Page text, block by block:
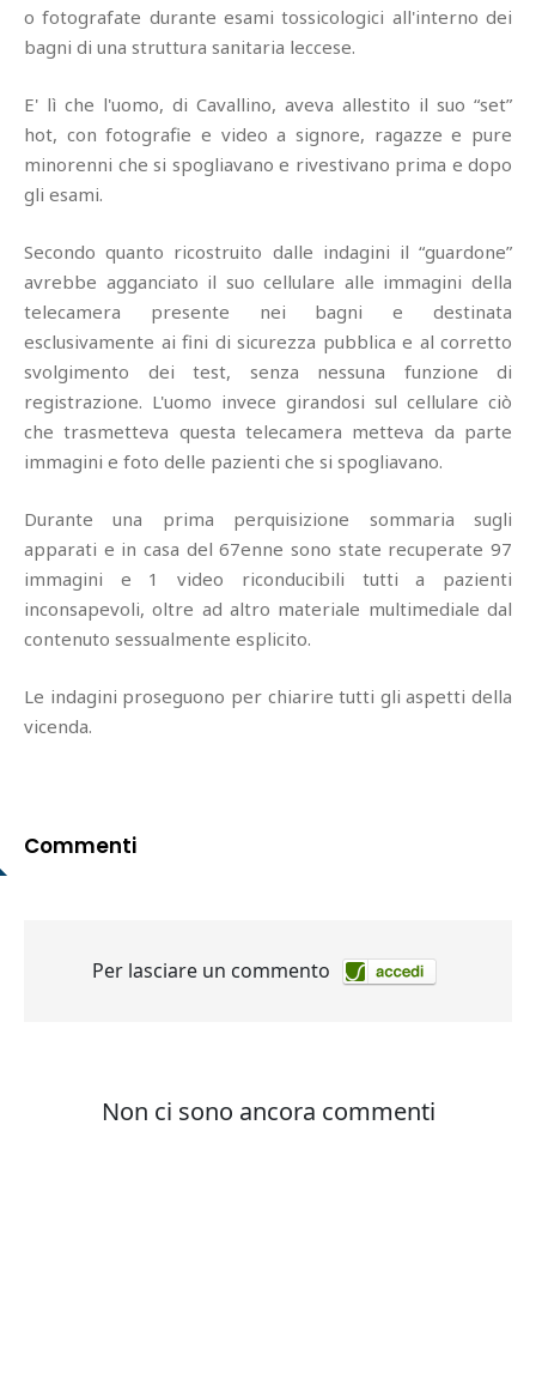
o fotografate durante esami tossicologici all'interno dei
bagni di una struttura sanitaria leccese.
E' lì che l'uomo, di Cavallino, aveva allestito il suo “set”
hot, con fotografie e video a signore, ragazze e pure
minorenni che si spogliavano e rivestivano prima e dopo
gli esami.
Secondo quanto ricostruito dalle indagini il “guardone”
avrebbe agganciato il suo cellulare alle immagini della
telecamera presente nei bagni e destinata
esclusivamente ai fini di sicurezza pubblica e al corretto
svolgimento dei test, senza nessuna funzione di
registrazione. L'uomo invece girandosi sul cellulare ciò
che trasmetteva questa telecamera metteva da parte
immagini e foto delle pazienti che si spogliavano.
Durante una prima perquisizione sommaria sugli
apparati e in casa del 67enne sono state recuperate 97
immagini e 1 video riconducibili tutti a pazienti
inconsapevoli, oltre ad altro materiale multimediale dal
contenuto sessualmente esplicito.
Le indagini proseguono per chiarire tutti gli aspetti della
vicenda.
Commenti